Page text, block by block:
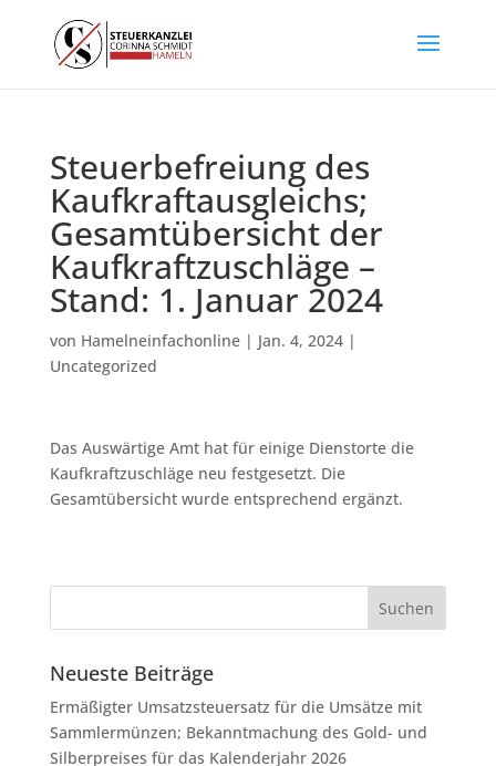
Steuerbefreiung des
Kaufkraftausgleichs;
Gesamtübersicht der
Kaufkraftzuschläge –
Stand: 1. Januar 2024
von Hamelneinfachonline| Jan. 4, 2024|
Uncategorized
Das Auswärtige Amt hat für einige Dienstorte die
Kaufkraftzuschläge neu festgesetzt. Die
Gesamtübersicht wurde entsprechend ergänzt.
Neueste Beiträge
Ermäßigter Umsatzsteuersatz für die Umsätze mit
Sammlermünzen; Bekanntmachung des Gold- und
Silberpreises für das Kalenderjahr 2026